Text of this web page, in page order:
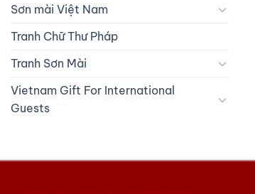
Sơn mài Việt Nam
Tranh Chữ Thư Pháp
Tranh Sơn Mài
Vietnam Gift For International
Guests